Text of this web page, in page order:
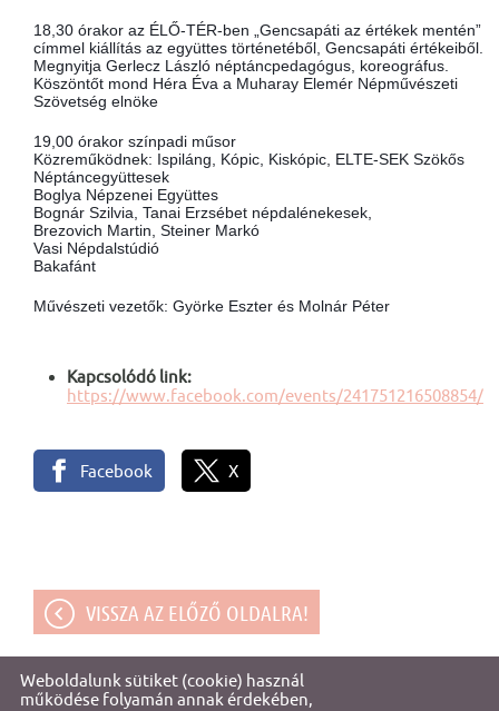
18,30 órakor az ÉLŐ-TÉR-ben „Gencsapáti az értékek mentén”
címmel kiállítás az együttes történetéből, Gencsapáti értékeiből.
Megnyitja Gerlecz László néptáncpedagógus, koreográfus.
Köszöntőt mond Héra Éva a Muharay Elemér Népművészeti
Szövetség elnöke
19,00 órakor színpadi műsor
Közreműködnek: Ispiláng, Kópic, Kiskópic, ELTE-SEK Szökős
Néptáncegyüttesek
Boglya Népzenei Együttes
Bognár Szilvia, Tanai Erzsébet népdalénekesek,
Brezovich Martin, Steiner Markó
Vasi Népdalstúdió
Bakafánt
Művészeti vezetők: Györke Eszter és Molnár Péter
Kapcsolódó link:
https://www.facebook.com/events/241751216508854/
Facebook X
VISSZA AZ ELŐZŐ OLDALRA!
© 2026 - Gencsapáti Értéktára
Weboldalunk sütiket (cookie) használ
működése folyamán annak érdekében,